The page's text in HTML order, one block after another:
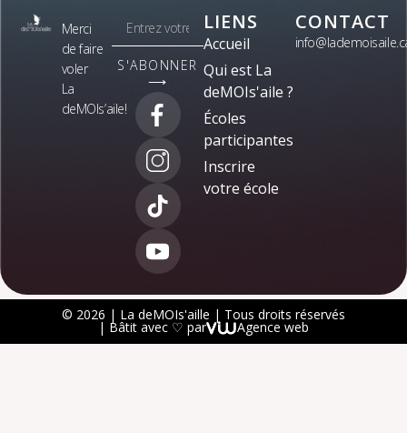
Merci
de faire
voler
La
deMOIs’aile!
S'ABONNER
⟶
LIENS
Accueil
Qui est La
deMOIs'aile ?
Écoles
participantes
Inscrire
votre école
CONTACT
© 2026 | La deMOIs'aille | Tous droits réservés
| Bâtit avec ♡ par Agence web